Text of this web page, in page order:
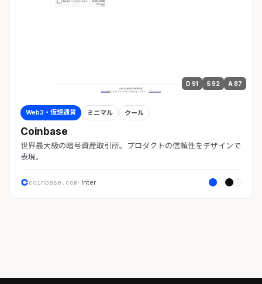
D 91 S 92 A 87
Web3・仮想通貨 ミニマル クール
Coinbase
世界最大級の暗号資産取引所。プロダクトの信頼性をデザインで
表現。
coinbase.com· Inter